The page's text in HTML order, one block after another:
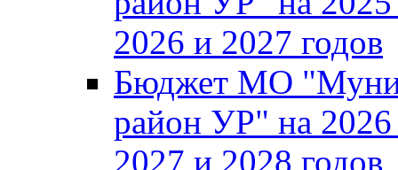
2026 и 2027 годов
Бюджет МО
район УР" на 2026
2027 и 2028 годов